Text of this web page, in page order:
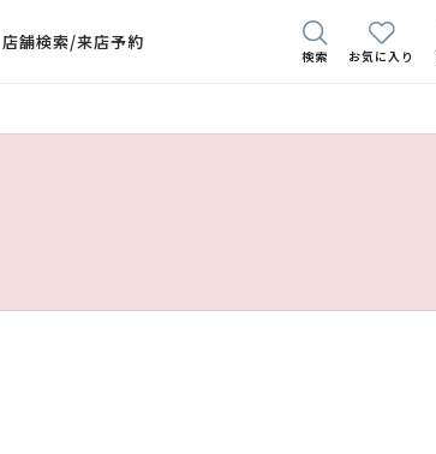
店舗検索/来店予約
検索 お気に入り